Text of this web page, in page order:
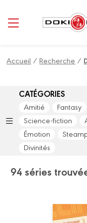
Accueil /Recherche /
CATÉGORIES
Amitié Fantasy
Science-fiction
Émotion
Divinités
94 séries